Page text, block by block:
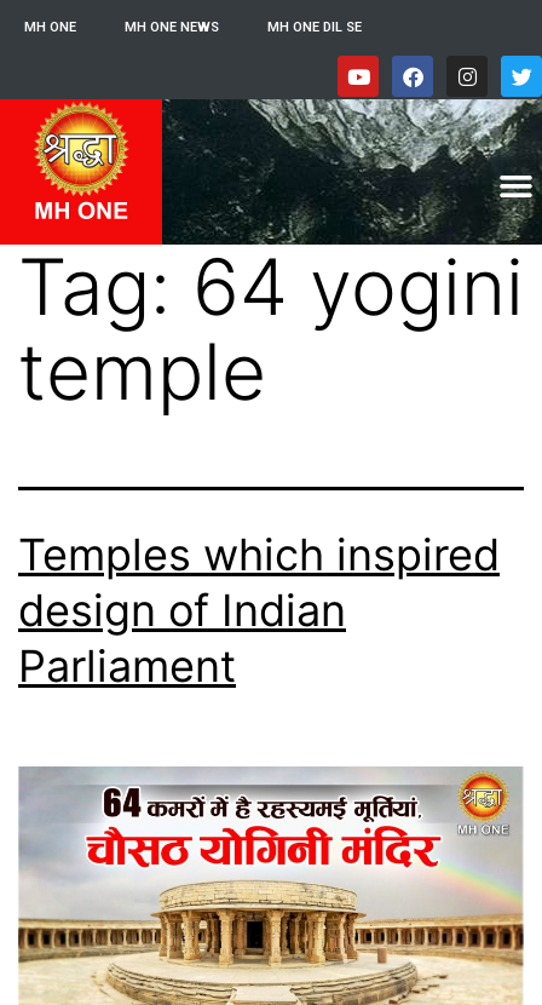
MH ONE MH ONE NEWS MH ONE DIL SE
Tag: 64 yogini
temple
Temples which inspired
design of Indian
Parliament